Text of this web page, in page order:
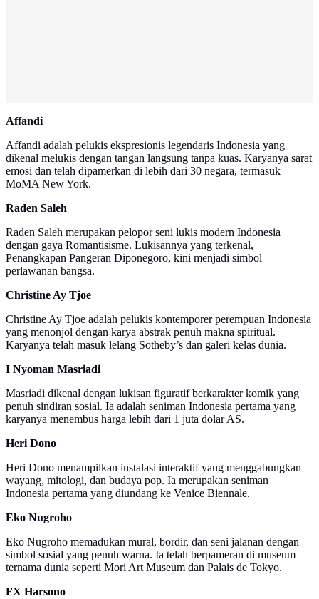
Affandi
Affandi adalah pelukis ekspresionis legendaris Indonesia yang
dikenal melukis dengan tangan langsung tanpa kuas. Karyanya sarat
emosi dan telah dipamerkan di lebih dari 30 negara, termasuk
MoMA New York.
Raden Saleh
Raden Saleh merupakan pelopor seni lukis modern Indonesia
dengan gaya Romantisisme. Lukisannya yang terkenal,
Penangkapan Pangeran Diponegoro, kini menjadi simbol
perlawanan bangsa.
Christine Ay Tjoe
Christine Ay Tjoe adalah pelukis kontemporer perempuan Indonesia
yang menonjol dengan karya abstrak penuh makna spiritual.
Karyanya telah masuk lelang Sotheby’s dan galeri kelas dunia.
I Nyoman Masriadi
Masriadi dikenal dengan lukisan figuratif berkarakter komik yang
penuh sindiran sosial. Ia adalah seniman Indonesia pertama yang
karyanya menembus harga lebih dari 1 juta dolar AS.
Heri Dono
Heri Dono menampilkan instalasi interaktif yang menggabungkan
wayang, mitologi, dan budaya pop. Ia merupakan seniman
Indonesia pertama yang diundang ke Venice Biennale.
Eko Nugroho
Eko Nugroho memadukan mural, bordir, dan seni jalanan dengan
simbol sosial yang penuh warna. Ia telah berpameran di museum
ternama dunia seperti Mori Art Museum dan Palais de Tokyo.
FX Harsono